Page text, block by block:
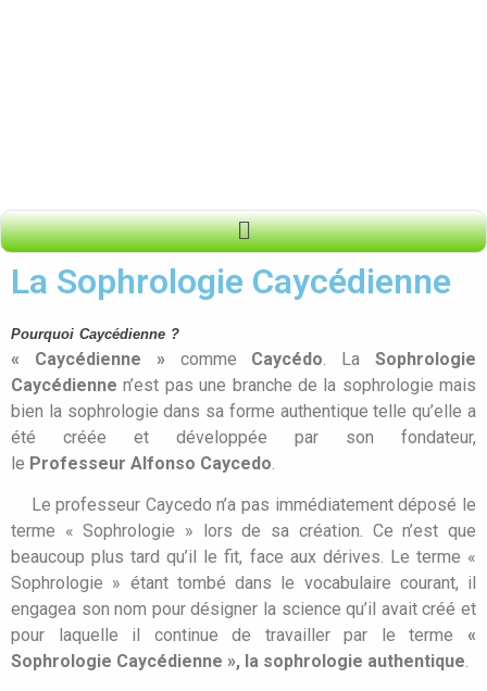
La Sophrologie Caycédienne
Pourquoi Caycédienne ?
« Caycédienne »comme Caycédo. LaSophrologie
Caycédienne n’est pas une branche de la sophrologie mais
bien la sophrologie dans sa forme authentique telle qu’elle a
été créée et développée par son fondateur,
le Professeur Alfonso Caycedo.
Le professeur Caycedo n’a pas immédiatement déposé le
terme « Sophrologie » lors de sa création. Ce n’est que
beaucoup plus tard qu’il le fit, face aux dérives. Le terme «
Sophrologie » étant tombé dans le vocabulaire courant, il
engagea son nom pour désigner la science qu’il avait créé et
pour laquelle il continue de travailler par le terme «
Sophrologie Caycédienne », la sophrologie authentique.